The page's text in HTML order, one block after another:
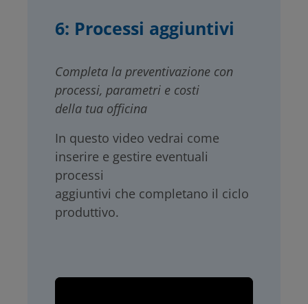
6: Processi aggiuntivi
Completa la preventivazione con
processi, parametri e costi
della tua officina
In questo video vedrai come
inserire e gestire eventuali
processi
aggiuntivi che completano il ciclo
produttivo.